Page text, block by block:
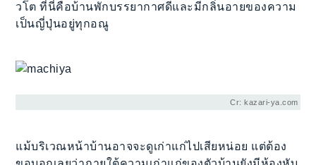
วโต ที่นี่คือบ้านพักบรรยากาศดีและมีกลิ่นอายของความ
เป็นญี่ปุ่นอยู่ทุกอณู
Cr: kazari-ya.com
แม้บริเวณหน้าบ้านอาจจะดูเก่าแก่ไปเสียหน่อย แต่ต้อง